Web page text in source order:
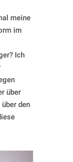
meine
im
Ich
über
den